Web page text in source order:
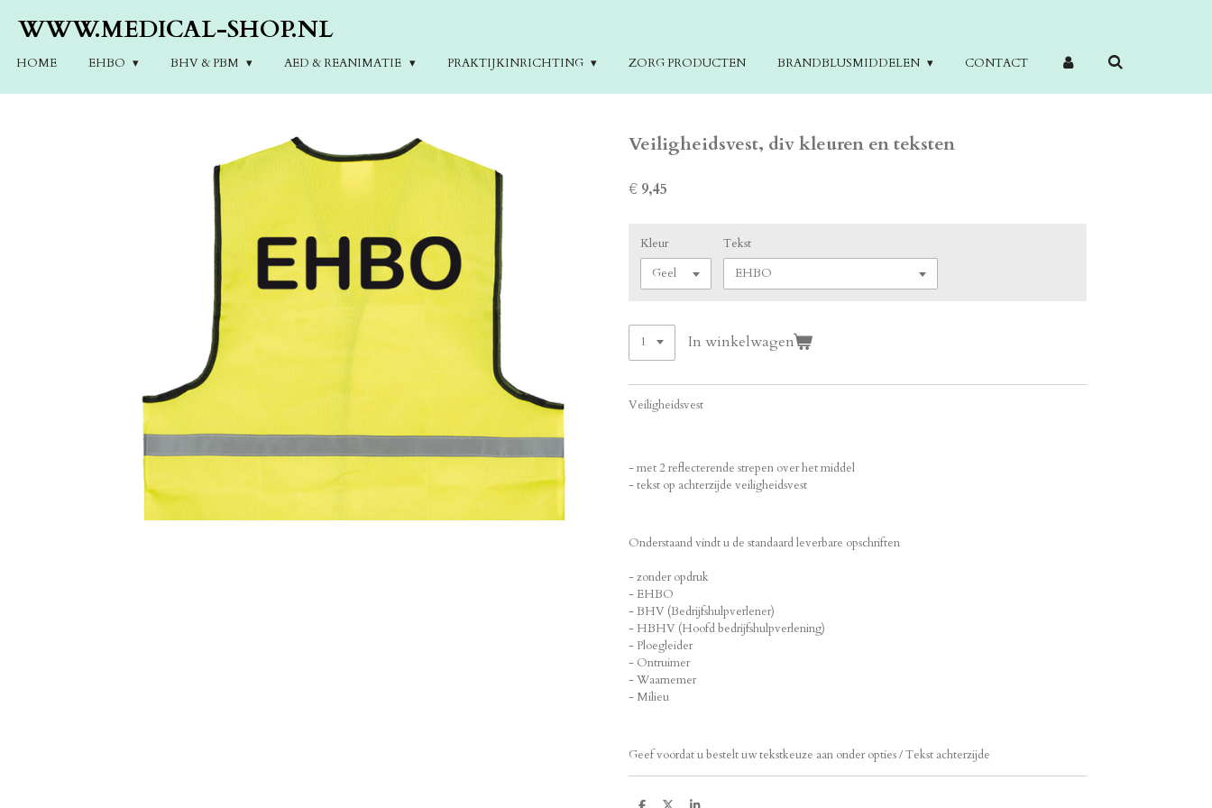
direct
de
WWW.MEDICAL-SHOP.NL
HOME EHBO BHV & PBM AED & REANIMATIE PRAKTIJKINRICHTING ZORG PRODUCTEN BRANDBLUSMIDDELEN CONTACT
Veiligheidsvest, div kleuren en teksten
€ 9,45
Kleur Tekst
In winkelwagen
Veiligheidsvest
- met 2 reflecterende strepen over het middel
- tekst op achterzijde veiligheidsvest
Onderstaand vindt u de standaard leverbare opschriften
- zonder opdruk
- EHBO
- BHV (Bedrijfshulpverlener)
- HBHV (Hoofd bedrijfshulpverlening)
- Ploegleider
- Ontruimer
- Waarnemer
- Milieu
Geef voordat u bestelt uw tekstkeuze aan onder opties / Tekst achterzijde